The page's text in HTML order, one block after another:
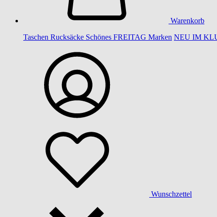
Warenkorb
Taschen Rucksäcke Schönes FREITAG Marken NEU IM
Wunschzettel